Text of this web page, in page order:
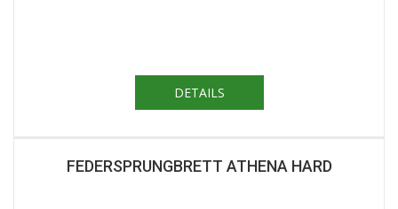
DETAILS
FEDERSPRUNGBRETT ATHENA HARD